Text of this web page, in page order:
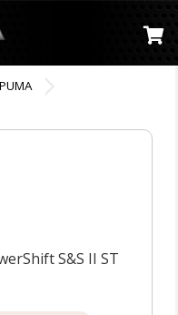
PUMA
S&S II ST